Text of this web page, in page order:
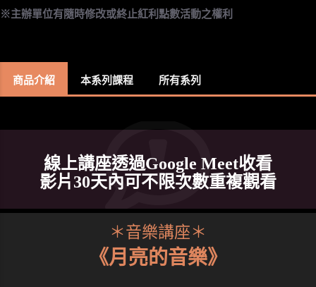
※主辦單位有隨時修改或終止紅利點數活動之權利
商品介紹 本系列課程 所有系列
線上講座透過Google Meet收看
影片30天內可不限次數重複觀看
＊音樂講座＊
《月亮的音樂》